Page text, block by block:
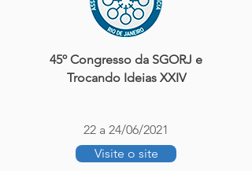
45º Congresso da SGORJ e
Trocando Ideias XXIV
22 a 24/06/2021
Visite o site